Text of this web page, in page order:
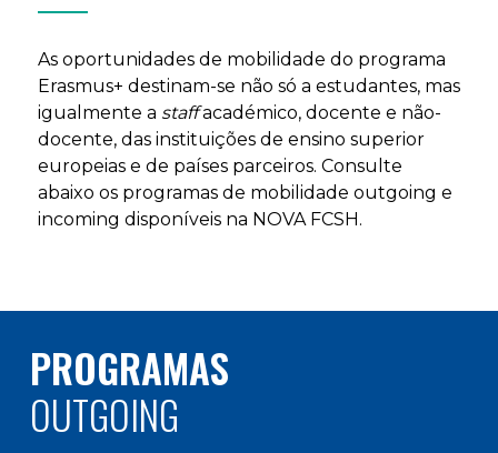
As oportunidades de mobilidade do programa
Erasmus+ destinam-se não só a estudantes, mas
igualmente a staffacadémico, docente e não-
docente, das instituições de ensino superior
europeias e de países parceiros. Consulte
abaixo os programas de mobilidade outgoing e
incoming disponíveis na NOVA FCSH.
PROGRAMAS
OUTGOING